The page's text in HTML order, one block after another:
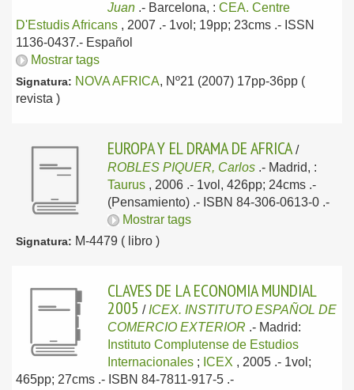
Juan .- Barcelona, : CEA. Centre
D'Estudis Africans , 2007 .- 1vol; 19pp; 23cms .- ISSN
1136-0437.- Español
Mostrar tags
Signatura: NOVA AFRICA, Nº21 (2007) 17pp-36pp (
revista )
EUROPA Y EL DRAMA DE AFRICA /
ROBLES PIQUER, Carlos .- Madrid, :
Taurus , 2006 .- 1vol, 426pp; 24cms .-
(Pensamiento) .- ISBN 84-306-0613-0 .-
Mostrar tags
Signatura: M-4479 ( libro )
CLAVES DE LA ECONOMIA MUNDIAL
2005 / ICEX. INSTITUTO ESPAÑOL DE
COMERCIO EXTERIOR .- Madrid:
Instituto Complutense de Estudios
Internacionales ; ICEX , 2005 .- 1vol;
465pp; 27cms .- ISBN 84-7811-917-5 .-